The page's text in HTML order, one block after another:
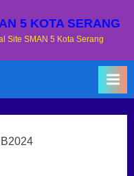
5 KOTA SERANG
Site SMAN 5 Kota Serang